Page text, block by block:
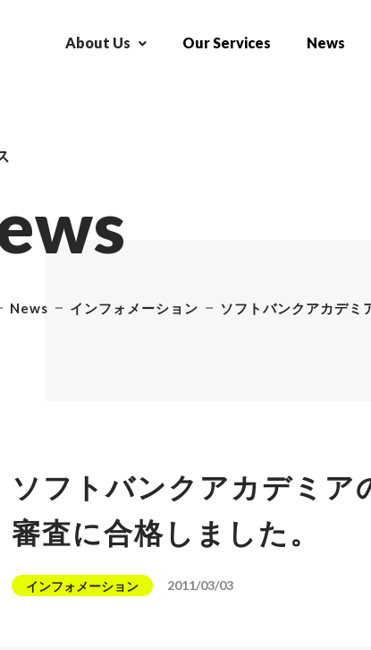
About Us Our Services News
ws
News インフォメーション ソフトバンクアカデミ
ソフトバンクアカデミア
審査に合格しました。
インフォメーション 2011/03/03